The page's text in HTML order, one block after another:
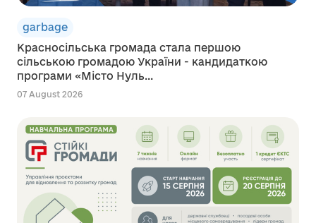
garbage
Красносільська громада стала першою
сільською громадою України - кандидаткою
програми «Місто Нуль...
07 August 2026